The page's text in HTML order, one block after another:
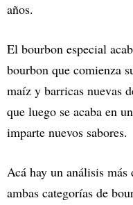
años.
El bourbon especial
bourbon que comienza
maíz y barricas nuevas
que luego se acaba en
imparte nuevos sabores.
Acá hay un análisis
ambas categorías de